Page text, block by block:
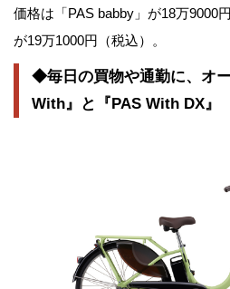
価格は「PAS babby」が18万9000
が19万1000円（税込）。
◆毎日の買物や通勤に、オ
With』と『PAS With DX』